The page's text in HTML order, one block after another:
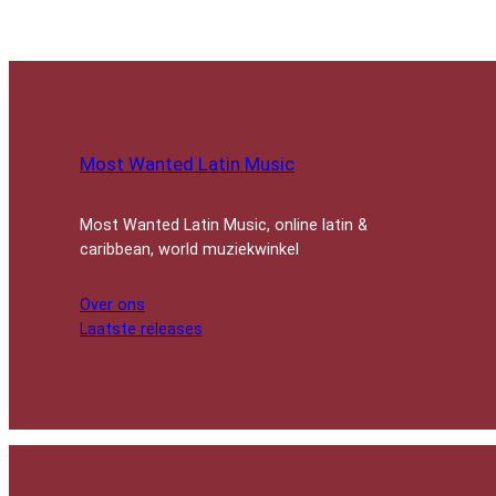
t
Most Wanted Latin Music
Most Wanted Latin Music, online latin &
caribbean, world muziekwinkel
Over ons
Laatste releases